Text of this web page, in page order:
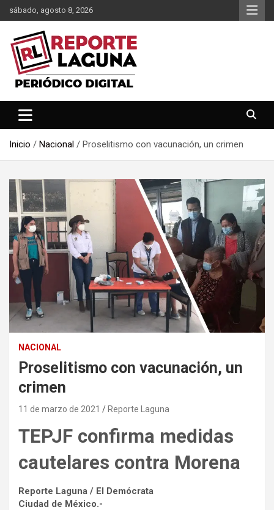
Saltar
al
contenido
sábado, agosto 8, 2026
Reporte Laguna
Inicio Nacional Proselitismo con vacunación, un crimen
NACIONAL
Proselitismo con vacunación, un
crimen
11 de marzo de 2021 Reporte Laguna
TEPJF confirma medidas
cautelares contra Morena
Reporte Laguna / El Demócrata
Ciudad de México.-